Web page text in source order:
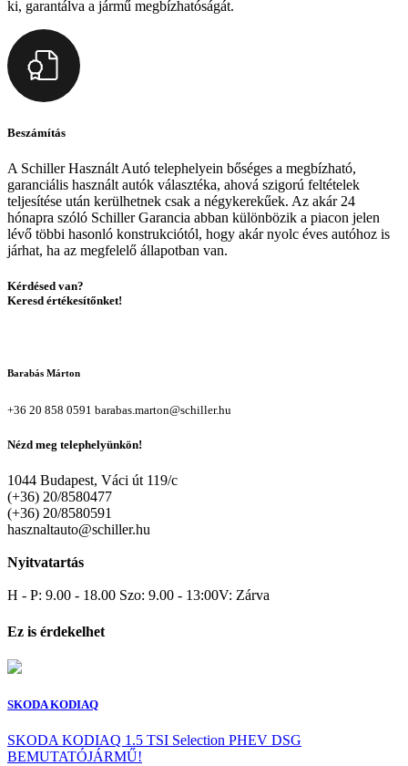
ki, garantálva a jármű megbízhatóságát.
Beszámítás
A Schiller Használt Autó telephelyein bőséges a megbízható,
garanciális használt autók választéka, ahová szigorú feltételek
teljesítése után kerülhetnek csak a négykerekűek. Az akár 24
hónapra szóló Schiller Garancia abban különbözik a piacon jelen
lévő többi hasonló konstrukciótól, hogy akár nyolc éves autóhoz is
járhat, ha az megfelelő állapotban van.
Kérdésed van?
Keresd értékesítőnket!
Barabás Márton
+36 20 858 0591 barabas.marton@schiller.hu
Nézd meg telephelyünkön!
1044 Budapest, Váci út 119/c
(+36) 20/8580477
(+36) 20/8580591
hasznaltauto@schiller.hu
Nyitvatartás
H - P: 9.00 - 18.00 Szo: 9.00 - 13:00V: Zárva
Ez is érdekelhet
SKODA KODIAQ
SKODA KODIAQ 1.5 TSI Selection PHEV DSG
BEMUTATÓJÁRMŰ!